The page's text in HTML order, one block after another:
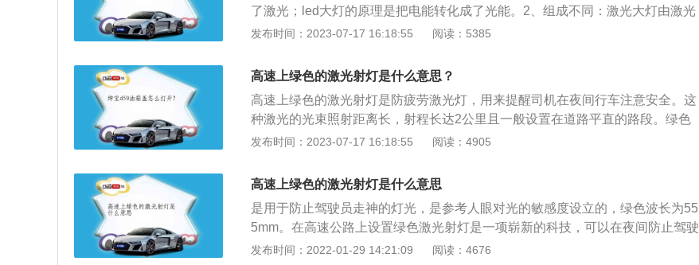
了激光；led大灯的原理是把电能转化成了光能。2、组成不同：激光大灯由激光
光源、反射镜、黄磷滤光镜以及反射碗四个部分组成；led由半导体材料芯片、白
牌照灯、倒车灯、制动灯、转向灯、示位灯、示廓灯、驻车灯和警示灯和日行
发布时间：2023-07-17 16:18:55 阅读：5385
高速上绿色的激光射灯是什么意思？
高速上绿色的激光射灯是防疲劳激光灯，用来提醒司机在夜间行车注意安全。这
种激光的光束照射距离长，射程长达2公里且一般设置在道路平直的路段。绿色
激光在夜间特别明显，有常亮和频闪两种形式，可以有效刺激驾驶员的大脑，起
觉疲劳，是通过多次实地勘察和集中论证之后才会设置的。绿色激光灯会在来车
方向上空形成光束交织网，不会影响驾驶员的视线。其与爆闪、高音警报形成声
光电三位一体的警示功能，提升行车安全意识，在夜间、雨雪雾等恶劣天气环境
下效果尤为明显。
发布时间：2023-07-17 16:18:55 阅读：4905
高速上绿色的激光射灯是什么意思
是用于防止驾驶员走神的灯光，是参考人眼对光的敏感度设立的，绿色波长为55
5mm。在高速公路上设置绿色激光射灯是一项崭新的科技，可以在夜间防止驾驶
员疲劳的手段，通过光线的变化，刺激驾驶员的双眼，改变夜晚单一的行车环境
发布时间：2022-01-29 14:21:09 阅读：4676